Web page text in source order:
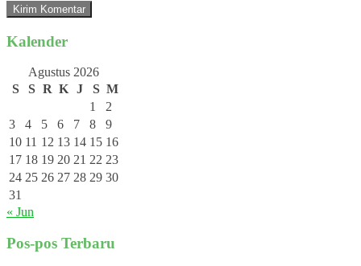
Kalender
Agustus 2026
S
S R K J S M
1
2
3
4 5 6 7 8
9
10 11 12 13 14 15 16
17 18 19 20 21 22 23
24 25 26 27 28 29 30
31
« Jun
Pos-pos Terbaru